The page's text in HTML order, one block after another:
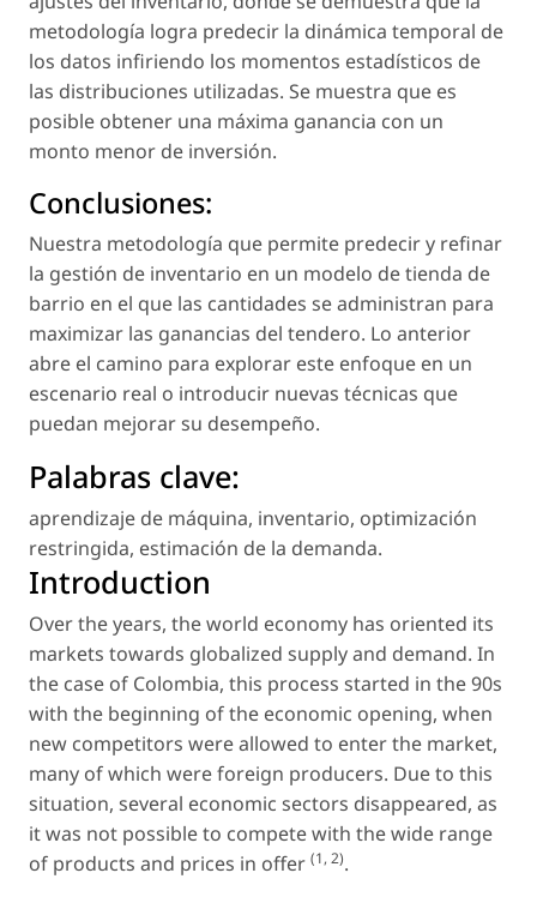
metodología logra predecir la dinámica temporal de
los datos infiriendo los momentos estadísticos de
las distribuciones utilizadas. Se muestra que es
posible obtener una máxima ganancia con un
monto menor de inversión.
Conclusiones:
Nuestra metodología que permite predecir y refinar
la gestión de inventario en un modelo de tienda de
barrio en el que las cantidades se administran para
maximizar las ganancias del tendero. Lo anterior
abre el camino para explorar este enfoque en un
escenario real o introducir nuevas técnicas que
puedan mejorar su desempeño.
Palabras clave:
aprendizaje de máquina, inventario, optimización
restringida, estimación de la demanda.
Introduction
Over the years, the world economy has oriented its
markets towards globalized supply and demand. In
the case of Colombia, this process started in the 90s
with the beginning of the economic opening, when
new competitors were allowed to enter the market,
many of which were foreign producers. Due to this
situation, several economic sectors disappeared, as
it was not possible to compete with the wide range
of products and prices in offer (1, 2).